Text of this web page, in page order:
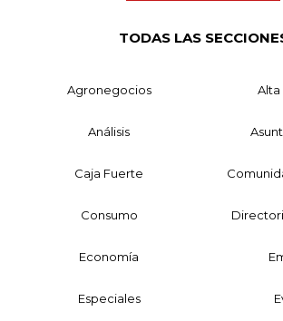
TODAS LAS
Agronegocios Alta
Análisis
Caja Fuerte
Consumo
Economía
Especiales